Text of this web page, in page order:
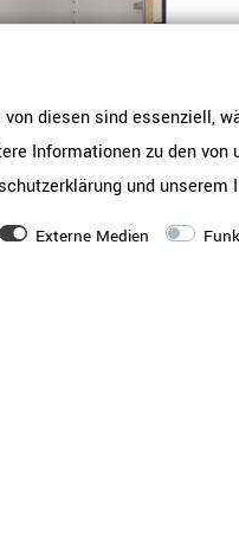
diesen sind essenziell,
Informationen zu den von
und unserem
Externe Medien